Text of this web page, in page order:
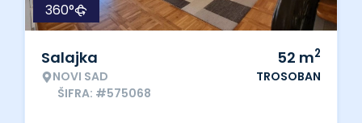
360°
Salajka
NOVI SAD
ŠIFRA: #575068
52 m2
TROSOBAN